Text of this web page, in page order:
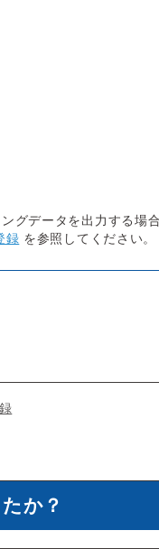
グデータを出力する場
録 を参照してください。
か？